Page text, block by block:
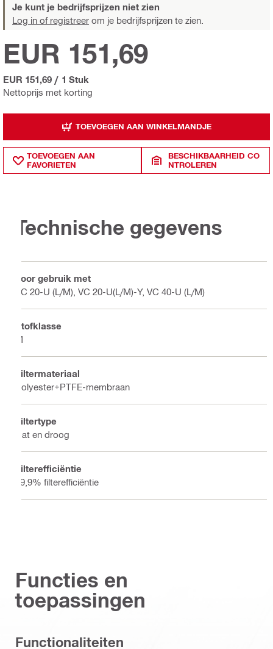
Je kunt je bedrijfsprijzen niet zien
Log in of registreer om je bedrijfsprijzen te zien.
Nettoprijs met korting
EUR 151,69
EUR 151,69 / 1 Stuk
TOEVOEGEN AAN WINKELMANDJE
TOEVOEGEN AAN
FAVORIETEN
BESCHIKBAARHEID CO
NTROLEREN
Technische gegevens
Voor gebruik met
VC 20-U (L/M), VC 20-U(L/M)-Y, VC 40-U (L/M)
Stofklasse
M
Filtermateriaal
Polyester+PTFE-membraan
Filtertype
Nat en droog
Filterefficiëntie
99,9% filterefficiëntie
Functies en
toepassingen
Functionaliteiten